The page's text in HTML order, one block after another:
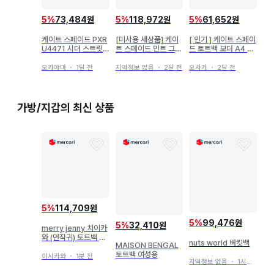
5%73,484원
케이트 스페이드 PXR
U4471 시더 스트릿
오카야마 ・ 1달 전
5%118,972원
[미사용 새상품] 케이
트 스페이드 민트 그린
지역정보 없음 ・ 2달 전
5%61,652원
[ 인기 ] 케이트 스페이
드 토트백 보더 A4 가
오사카 ・ 2달 전
가방/지갑의 최신 상품
5%114,709원
merry jenny 치이카
와 (먼작귀) 토트백 하
이시카와 ・ 1분 전
5%32,410원
MAISON BENGAL
토트백 여성용
5%99,476원
nuts world 버킷백
지역정보 없음 ・ 1시간 전